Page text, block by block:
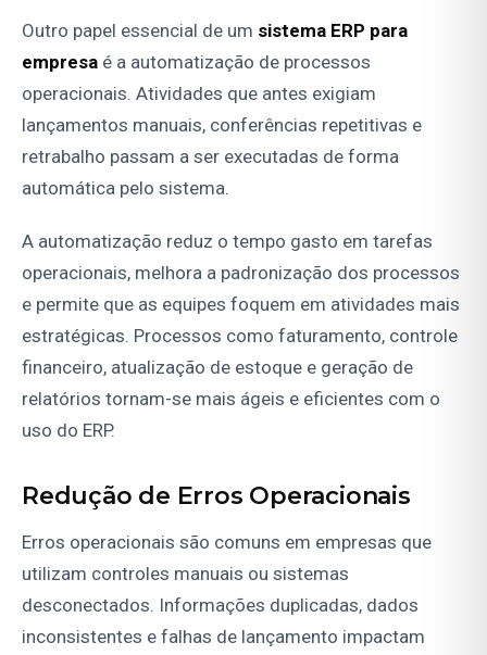
Outro papel essencial de um sistema ERP para
empresa é a automatização de processos
operacionais. Atividades que antes exigiam
lançamentos manuais, conferências repetitivas e
retrabalho passam a ser executadas de forma
automática pelo sistema.
A automatização reduz o tempo gasto em tarefas
operacionais, melhora a padronização dos processos
e permite que as equipes foquem em atividades mais
estratégicas. Processos como faturamento, controle
financeiro, atualização de estoque e geração de
relatórios tornam-se mais ágeis e eficientes com o
uso do ERP.
Redução de Erros Operacionais
Erros operacionais são comuns em empresas que
utilizam controles manuais ou sistemas
desconectados. Informações duplicadas, dados
inconsistentes e falhas de lançamento impactam